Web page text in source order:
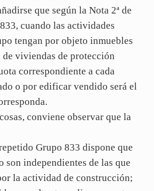
que según la Nota 2ª de
cuando las actividades
tengan por objeto inmuebles
viviendas de protección
correspondiente a cada
o por edificar vendido será el
conviene observar que la
Grupo 833 dispone que
son independientes de las que
la actividad de construcción;